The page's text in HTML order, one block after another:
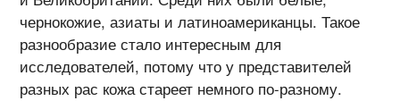
чернокожие, азиаты и латиноамериканцы. Такое
разнообразие стало интересным для
исследователей, потому что у представителей
разных рас кожа стареет немного по-разному.